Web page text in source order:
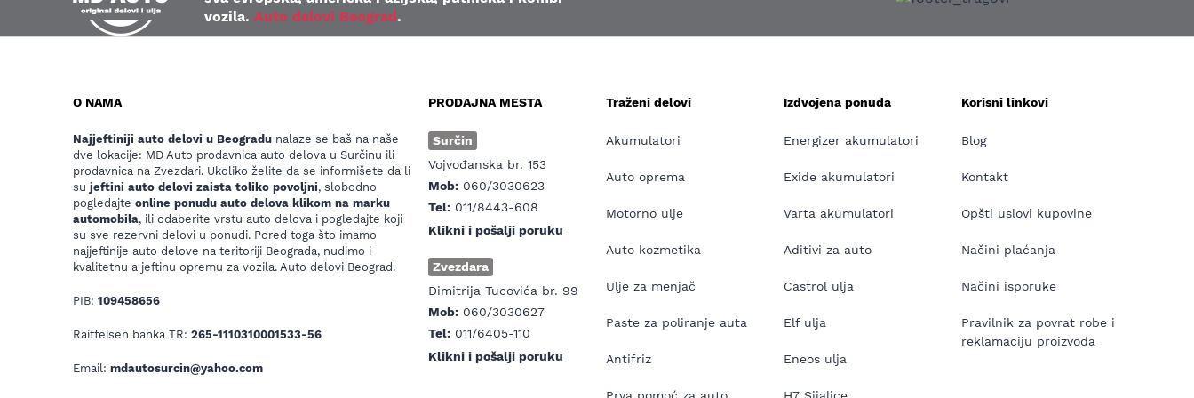
vozila. Auto delovi Beograd.
O NAMA
Najjeftiniji auto delovi u Beogradu nalaze se baš na naše
dve lokacije: MD Auto prodavnica auto delova u Surčinu ili
prodavnica na Zvezdari. Ukoliko želite da se informišete da li
su jeftini auto delovi zaista toliko povoljni, slobodno
pogledajte online ponudu auto delova klikom na marku
automobila, ili odaberite vrstu auto delova i pogledajte koji
su sve rezervni delovi u ponudi. Pored toga što imamo
najjeftinije auto delove na teritoriji Beograda, nudimo i
kvalitetnu a jeftinu opremu za vozila. Auto delovi Beograd.
PIB: 109458656
Raiffeisen banka TR: 265-1110310001533-56
Email: mdautosurcin@yahoo.com
PRODAJNA MESTA
Surčin
Vojvođanska br. 153
Mob: 060/3030623
Tel: 011/8443-608
Klikni i pošalji poruku
Zvezdara
Dimitrija Tucovića br. 99
Mob: 060/3030627
Tel: 011/6405-110
Klikni i pošalji poruku
Traženi delovi
Akumulatori
Auto oprema
Motorno ulje
Auto kozmetika
Ulje za menjač
Paste za poliranje auta
Antifriz
Izdvojena ponuda
Energizer akumulatori
Exide akumulatori
Varta akumulatori
Aditivi za auto
Castrol ulja
Elf ulja
Eneos ulja
Korisni linkovi
Blog
Kontakt
Opšti uslovi kupovine
Načini plaćanja
Načini isporuke
Pravilnik za povrat robe i
reklamaciju proizvoda